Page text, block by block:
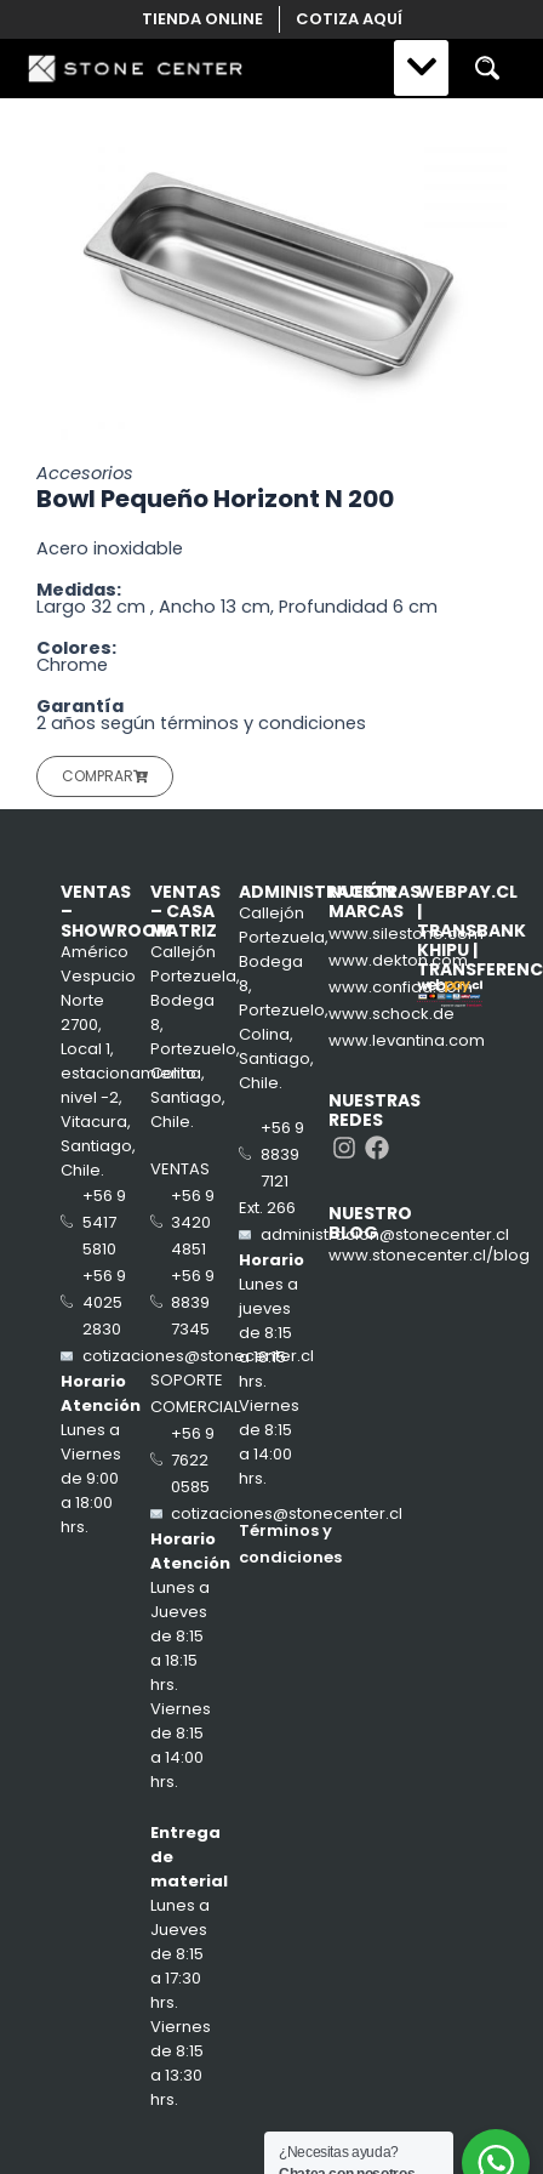
to
content
TIENDA ONLINE COTIZA AQUÍ
Accesorios
Bowl Pequeño Horizont N 200
Acero inoxidable
Medidas:
Largo 32 cm , Ancho 13 cm, Profundidad 6 cm
Colores:
Chrome
Garantía
2 años según términos y condiciones
COMPRAR
VENTAS
–
SHOWROOM
Américo
Vespucio
Norte
2700,
Local 1,
estacionamiento
nivel -2,
Vitacura,
Santiago,
Chile.
+56 9
5417
5810
+56 9
4025
2830
cotizaciones@stonecenter.cl
Horario
Atención
Lunes a
Viernes
de 9:00
a 18:00
hrs.
VENTAS
– CASA
MATRIZ
Callejón
Portezuela,
Bodega
8,
Portezuelo,
Colina,
Santiago,
Chile.
VENTAS
+56 9
3420
4851
+56 9
8839
7345
SOPORTE
COMERCIAL
+56 9
7622
0585
cotizaciones@stonecenter.cl
Horario
Atención
Lunes a
Jueves
de 8:15
a 18:15
hrs.
Viernes
de 8:15
a 14:00
hrs.
Entrega
de
material
Lunes a
Jueves
de 8:15
a 17:30
hrs.
Viernes
de 8:15
a 13:30
hrs.
ADMINISTRACIÓN
Callejón
Portezuela,
Bodega
8,
Portezuelo,
Colina,
Santiago,
Chile.
+56 9
8839
7121
Ext. 266
administracion@stonecenter.cl
Horario
Lunes a
jueves
de 8:15
a 18:15
hrs.
Viernes
de 8:15
a 14:00
hrs.
Términos y
condiciones
NUESTRAS
MARCAS
www.silestone.com
www.dekton.com
www.confiad.com
www.schock.de
www.levantina.com
NUESTRAS
REDES
Instagram
Facebook
NUESTRO
BLOG
www.stonecenter.cl/blog
WEBPAY.CL
|
TRANSBANK
KHIPU |
¿Necesitas ayuda?